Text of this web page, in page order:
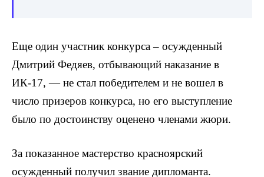
Еще один участник конкурса – осужденный
Дмитрий Федяев, отбывающий наказание в
ИК-17, — не стал победителем и не вошел в
число призеров конкурса, но его выступление
было по достоинству оценено членами жюри.
За показанное мастерство красноярский
осужденный получил звание дипломанта.